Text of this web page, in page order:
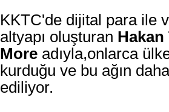
KKTC'de dijital para ile
altyapı oluşturan Hakan
More adıyla,onlarca
kurduğu ve bu ağın
ediliyor.